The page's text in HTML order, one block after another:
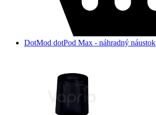
DotMod dotPod Max - náhradný náustok